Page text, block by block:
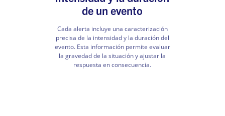
de un evento
Cada alerta incluye una caracterización
precisa de la intensidad y la duración del
evento. Esta información permite evaluar
la gravedad de la situación y ajustar la
respuesta en consecuencia.